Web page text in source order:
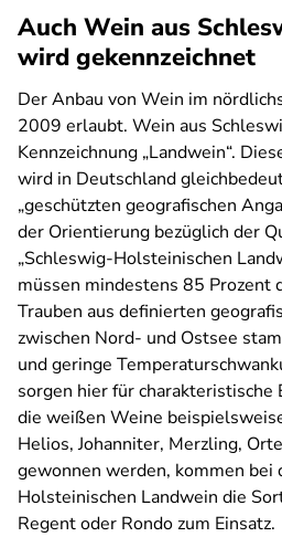
Auch Wein aus
wird gekennzeichnet
Der Anbau von Wein im
2009 erlaubt. Wein aus
Kennzeichnung „Landwein“.
wird in Deutschland
„geschützten geografischen
der Orientierung bezüglich der
„Schleswig-Holsteinischen
müssen mindestens 85 Prozent
Trauben aus definierten
zwischen Nord- und Ostsee
und geringe
sorgen hier für charakteristische
die weißen Weine
Helios, Johanniter, Merzling,
gewonnen werden, kommen
Holsteinischen Landwein die
Regent oder Rondo zum Einsatz.